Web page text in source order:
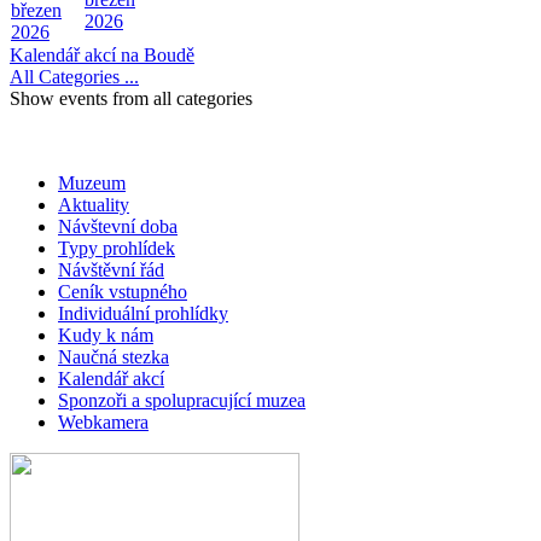
březen
2026
2026
Kalendář akcí na Boudě
All Categories ...
Show events from all categories
Muzeum
Aktuality
Návštevní doba
Typy prohlídek
Návštěvní řád
Ceník vstupného
Individuální prohlídky
Kudy k nám
Naučná stezka
Kalendář akcí
Sponzoři a spolupracující muzea
Webkamera